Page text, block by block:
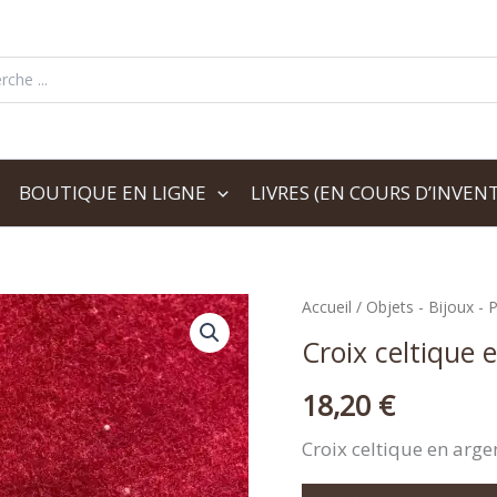
BOUTIQUE EN LIGNE LIVRES (EN COURS
Accueil / Objets - Bijoux -
Croix celtique
18,20 €
Croix celtique en